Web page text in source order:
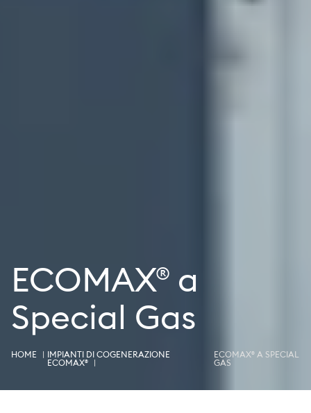
ECOMAX® a
Special Gas
HOME
IMPIANTI DI COGENERAZIONE
ECOMAX®
ECOMAX® A SPECIAL
GAS